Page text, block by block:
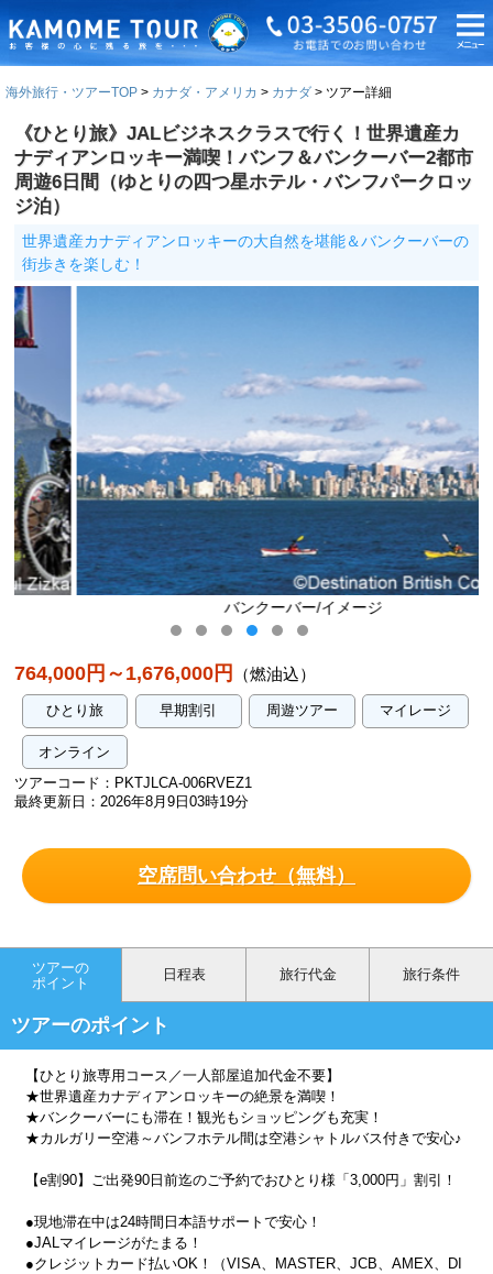
海外旅行・ツアーTOP カナダ・アメリカ カナダ ツアー詳細
《ひとり旅》JALビジネスクラスで行く！世界遺産カ
ナディアンロッキー満喫！バンフ＆バンクーバー2都市
周遊6日間（ゆとりの四つ星ホテル・バンフパークロッ
ジ泊）
世界遺産カナディアンロッキーの大自然を堪能＆バンクーバーの
街歩きを楽しむ！
バンクーバー/イメージ
764,000円～1,676,000円 （燃油込）
ひとり旅 早期割引 周遊ツアー マイレージ
オンライン
ツアーコード：PKTJLCA-006RVEZ1
最終更新日：2026年8月9日03時19分
空席問い合わせ（無料）
ツアーの
ポイント
日程表 旅行代金 旅行条件
ツアーのポイント
【ひとり旅専用コース／一人部屋追加代金不要】
★世界遺産カナディアンロッキーの絶景を満喫！
★バンクーバーにも滞在！観光もショッピングも充実！
★カルガリー空港～バンフホテル間は空港シャトルバス付きで安心♪
【e割90】ご出発90日前迄のご予約でおひとり様「3,000円」割引！
●現地滞在中は24時間日本語サポートで安心！
●JALマイレージがたまる！
●クレジットカード払いOK！（VISA、MASTER、JCB、AMEX、DI